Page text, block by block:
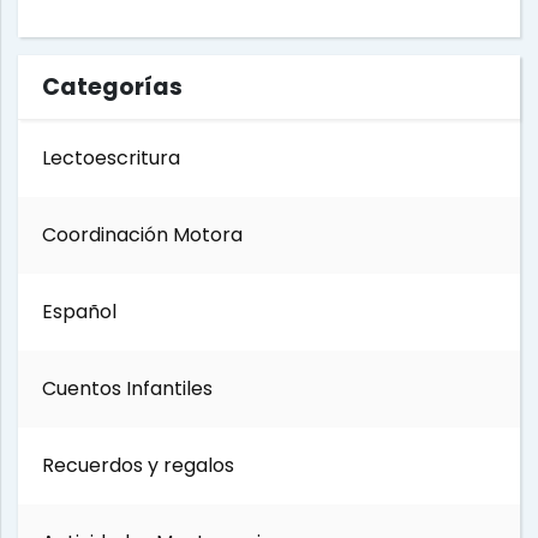
Día internacional del libro
Día del Soldado
Día del Trabajo
Día de los Abuelos
Día del padre
Día del Maestro
Categorías
Lectoescritura
Coordinación Motora
Español
Cuentos Infantiles
Recuerdos y regalos